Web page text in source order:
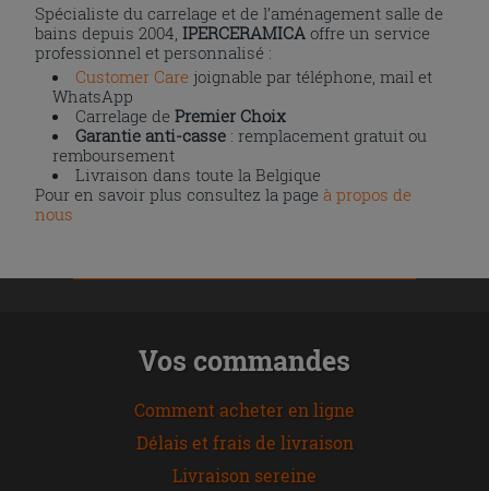
Spécialiste du carrelage et de l’aménagement salle de
bains depuis 2004,IPERCERAMICA offre un service
professionnel et personnalisé :
Customer Care joignable par téléphone, mail et
WhatsApp
Carrelage dePremier Choix
Garantie anti-casse : remplacement gratuit ou
remboursement
Livraison dans toute la Belgique
Pour en savoir plus consultez la page à propos de
nous
Vos commandes
Comment acheter en ligne
Délais et frais de livraison
Livraison sereine